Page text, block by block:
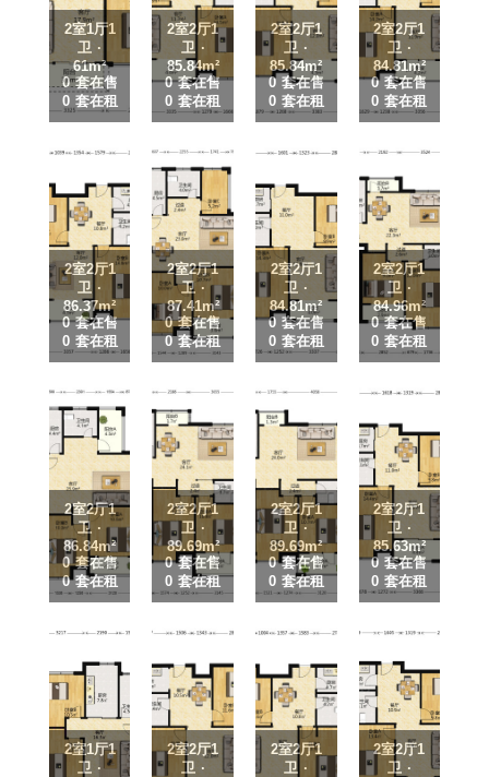
2室1厅1
卫 ·
61m²
0 套在售
0 套在租
2室2厅1
卫 ·
85.84m²
0 套在售
0 套在租
2室2厅1
卫 ·
85.84m²
0 套在售
0 套在租
2室2厅1
卫 ·
84.81m²
0 套在售
0 套在租
2室2厅1
卫 ·
86.37m²
0 套在售
0 套在租
2室2厅1
卫 ·
87.41m²
0 套在售
0 套在租
2室2厅1
卫 ·
84.81m²
0 套在售
0 套在租
2室2厅1
卫 ·
84.96m²
0 套在售
0 套在租
2室2厅1
卫 ·
86.84m²
0 套在售
0 套在租
2室2厅1
卫 ·
89.69m²
0 套在售
0 套在租
2室2厅1
卫 ·
89.69m²
0 套在售
0 套在租
2室2厅1
卫 ·
85.63m²
0 套在售
0 套在租
2室1厅1
卫 ·
2室2厅1
卫 ·
2室2厅1
卫 ·
2室2厅1
卫 ·